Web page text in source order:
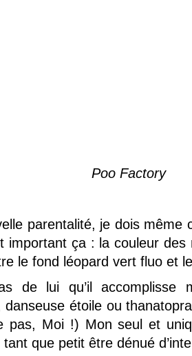
Poo Factory
parentalité, je dois même
important ça : la couleur des
le fond léopard vert fluo et
de lui qu’il accomplisse
danseuse étoile ou
pas, Moi !) Mon seul et
tant que petit être dénué